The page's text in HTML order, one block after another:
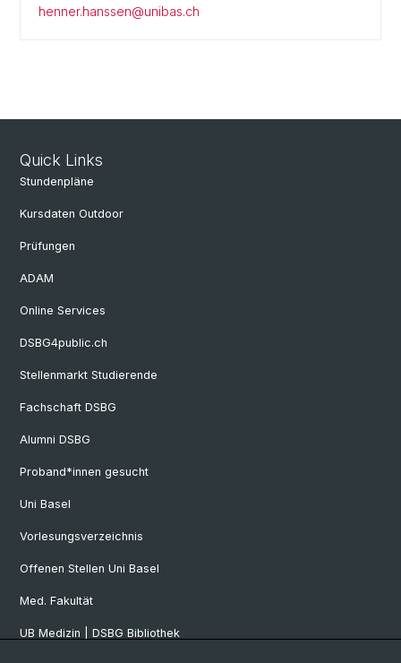
henner.hanssen@unibas.ch
Quick Links
Stundenpläne
Kursdaten Outdoor
Prüfungen
ADAM
Online Services
DSBG4public.ch
Stellenmarkt Studierende
Fachschaft DSBG
Alumni DSBG
Proband*innen gesucht
Uni Basel
Vorlesungsverzeichnis
Offenen Stellen Uni Basel
Med. Fakultät
UB Medizin | DSBG Bibliothek